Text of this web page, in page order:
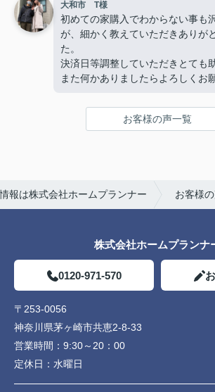
物件探しだけでなく、気持ちの面
き、本当に感謝しています。
心からおすすめしたい不動産屋さ
今後も何かありましたらよろしく
す！(よろしくお願いします)
大和市 T様
初めての家購入でわからない事も
が、細かく教えていただきありが
た。
決済日等調整していただきとても
また何かありましたらよろしくお
さんの対応は丁寧かつ説明がわか
数料が無料であるため選びました。
ホームプランナーさんでは購入者
てくれます。
お客様の声一覧
報は株式会社ホームプランナー お客様
株式会社ホームプランナ
0120-971-570
〒253-0056
神奈川県茅ヶ崎市共恵2-8-33
営業時間： 9:30～20：00
定休日： 水曜日